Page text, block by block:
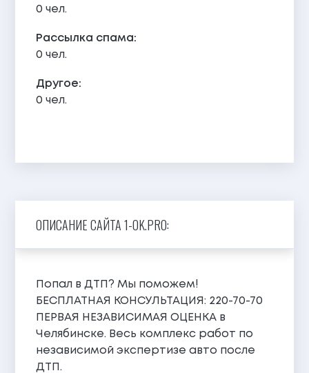
0 чел.
Рассылка спама:
0 чел.
Другое:
0 чел.
ОПИСАНИЕ САЙТА 1-OK.PRO:
Попал в ДТП? Мы поможем!
БЕСПЛАТНАЯ КОНСУЛЬТАЦИЯ: 220-70-70
ПЕРВАЯ НЕЗАВИСИМАЯ ОЦЕНКА в
Челябинске. Весь комплекс работ по
независимой экспертизе авто после
ДТП.